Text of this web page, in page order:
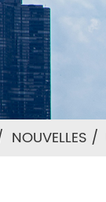
NOUVELLES